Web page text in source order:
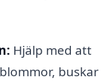
Hjälp med att
buskar